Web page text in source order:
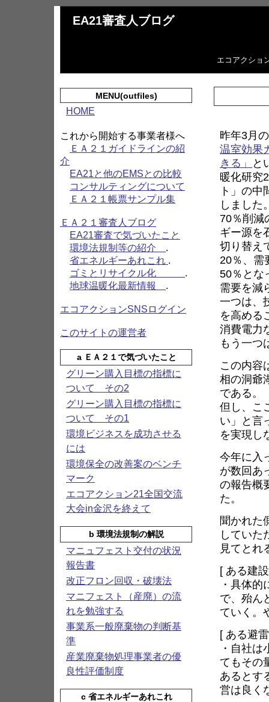
EA21審査人ブログ
エコアクショ
昨年3月
温室効果
きる」
と
暖化研究
ト」の中
しました
70％削減
ギー源を
切り替え
20％、需
50％とな
需要を減
一つは、
を高める
消費電力
もう一つ
この内容
相の洞爺
である。
但し、こ
い」と言
を実現し
今年に入
が数回あ
の報告概
た。
聞かれた
していた
見てとれ
[ ある建
・具体
で、殆ん
ていく。
[ ある避
・自社
てもその
あるとす
営は良く
MENU(outfiles)
HOME
これから開始する事業者様へ
ＥＡ２１ガイドラインの紹
介
EA21と他のEMSとの比較
コンサルティングについて
ＥＡ２１帳票サンプル集
ＥＡ２１審査人ブログ
EA21審査で気づいたこと
環境法規制等の紹介 .
省エネルギーあれこれ .
ゴミとリサイクル化 .
地球温暖化最新情報 .
エコアクションSNSログイン
このサイトの運営者
a ＥＡ２１で気づいたこと
グリーン購入目標の指標に
ついて その2
グリーン購入目標の指標に
ついて その1
環境ビジネスを成功させる
には
環境保全の改善案のベンチ
マーク
エコアクション21全国交流
大会in金沢を終えて
b 環境法規制の解説
マニュフェスト交付の状況
報告書
改正フロン回収・破壊法
マニフェスト（産廃）の流
れを勉強する
事業系一般廃棄物の判断基
準
産業廃棄物処理事業者の優
良性評価制度
c 省エネルギーあれこれ